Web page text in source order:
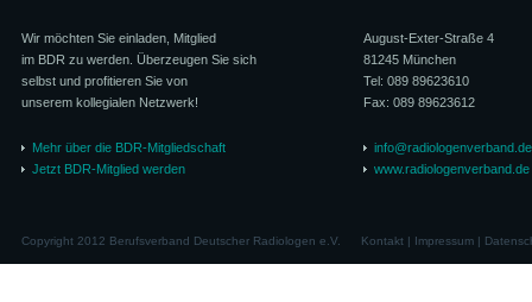
Wir möchten Sie einladen, Mitglied
im BDR zu werden. Überzeugen Sie sich
selbst und profitieren Sie von
unserem kollegialen Netzwerk!
Mehr über die BDR-Mitgliedschaft
Jetzt BDR-Mitglied werden
August-Exter-Straße 4
81245 München
Tel: 089 89623610
Fax: 089 89623612
info@radiologenverband.de
www.radiologenverband.de
Copyright 2012 Berufsverband Deutscher Radiologen e.V. Kontakt| Impressum|